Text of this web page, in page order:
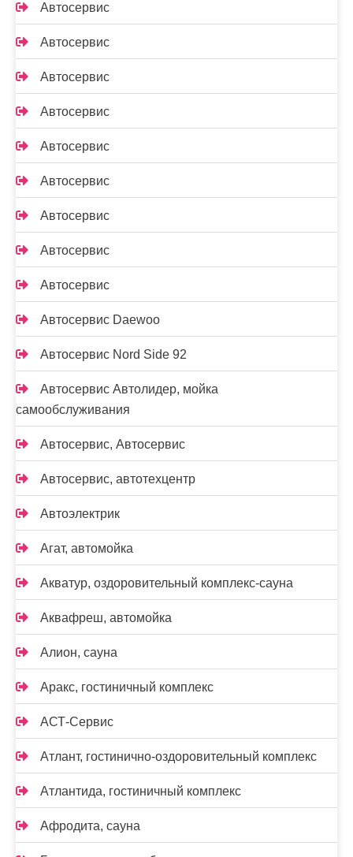
Автосервис
Автосервис
Автосервис
Автосервис
Автосервис
Автосервис
Автосервис
Автосервис
Автосервис
Автосервис Daewoo
Автосервис Nord Side 92
Автосервис Автолидер, мойка
самообслуживания
Автосервис, Автосервис
Автосервис, автотехцентр
Автоэлектрик
Агат, автомойка
Акватур, оздоровительный комплекс-сауна
Аквафреш, автомойка
Алион, сауна
Аракс, гостиничный комплекс
АСТ-Сервис
Атлант, гостинично-оздоровительный комплекс
Атлантида, гостиничный комплекс
Афродита, сауна